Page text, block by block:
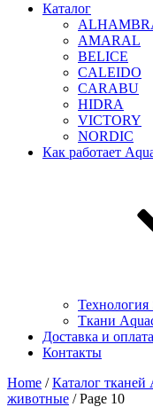
Каталог
AMARAL
BELICE
CALEIDO
CARABU
HIDRA
VICTORY
NORDIC
Как работает
Ткани
Доставка и оплата
Контакты
Home /Каталог
животные / Page 10